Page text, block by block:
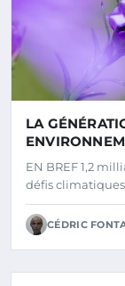
LA
EN BREF 1,2
défis
CÉDRIC